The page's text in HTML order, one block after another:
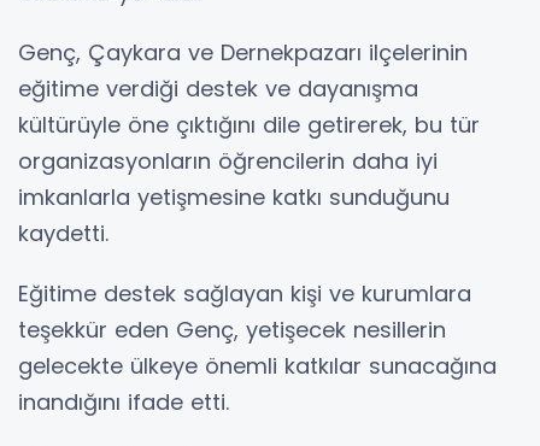
Genç, Çaykara ve Dernekpazarı ilçelerinin
eğitime verdiği destek ve dayanışma
kültürüyle öne çıktığını dile getirerek, bu tür
organizasyonların öğrencilerin daha iyi
imkanlarla yetişmesine katkı sunduğunu
kaydetti.
Eğitime destek sağlayan kişi ve kurumlara
teşekkür eden Genç, yetişecek nesillerin
gelecekte ülkeye önemli katkılar sunacağına
inandığını ifade etti.